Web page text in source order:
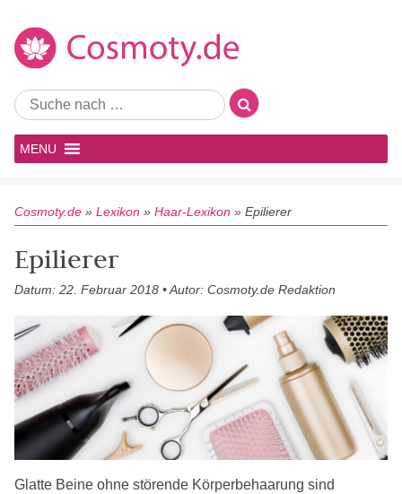
MENU
Cosmoty.de » Lexikon » Haar-Lexikon » Epilierer
Epilierer
Datum: 22. Februar 2018 • Autor: Cosmoty.de Redaktion
Glatte Beine ohne störende Körperbehaarung sind